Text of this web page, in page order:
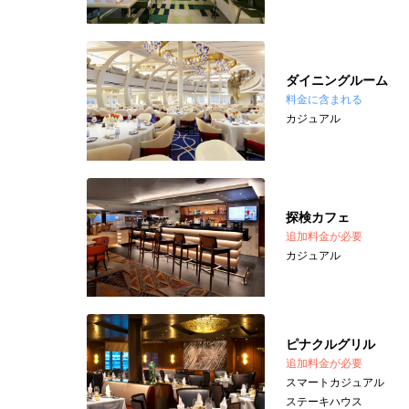
ダイニングルーム
料金に含まれる
カジュアル
探検カフェ
追加料金が必要
カジュアル
ピナクルグリル
追加料金が必要
スマートカジュアル
ステーキハウス